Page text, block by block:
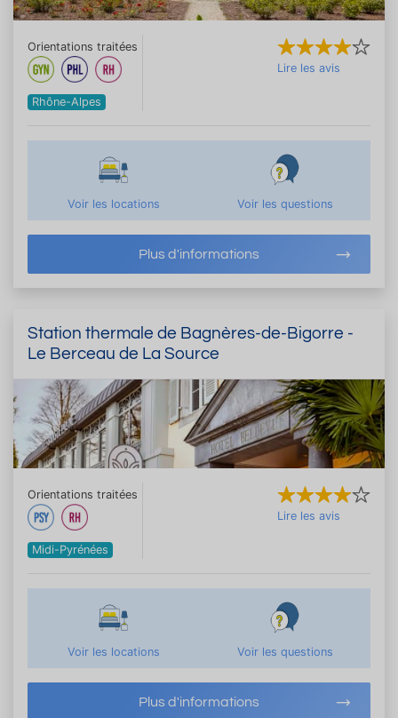
Orientations traitées
Rhône-Alpes
Lire les avis
Voir les locations Voir les questions
Plus d'informations
Station thermale de Bagnères-de-Bigorre -
Le Berceau de La Source
Orientations traitées
Midi-Pyrénées
Lire les avis
Voir les locations Voir les questions
Plus d'informations